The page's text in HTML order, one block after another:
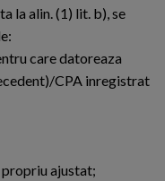
la alin. (1) lit. b), se
care datoreaza
CPA inregistrat
propriu ajustat;